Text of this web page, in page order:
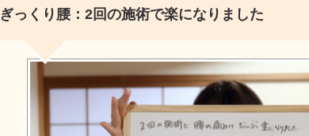
ぎっくり腰：2回の施術で楽になりました